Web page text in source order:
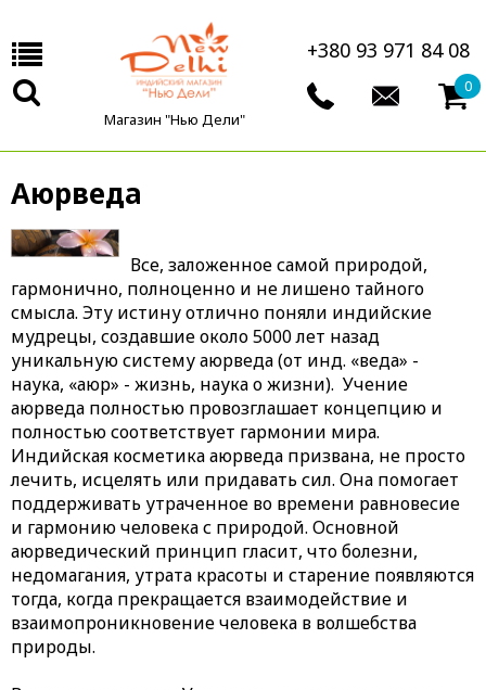
Магазин "Нью Дели"
+380 93 971 84 08
0
Аюрведа
Все, заложенное самой природой,
гармонично, полноценно и не лишено тайного
смысла. Эту истину отлично поняли индийские
мудрецы, создавшие около 5000 лет назад
уникальную систему аюрведа (от инд. «веда» -
наука, «аюр» - жизнь, наука о жизни). Учение
аюрведа полностью провозглашает концепцию и
полностью соответствует гармонии мира.
Индийская косметика аюрведа призвана, не просто
лечить, исцелять или придавать сил. Она помогает
поддерживать утраченное во времени равновесие
и гармонию человека с природой. Основной
аюрведический принцип гласит, что болезни,
недомагания, утрата красоты и старение появляются
тогда, когда прекращается взаимодействие и
взаимопроникновение человека в волшебства
природы.